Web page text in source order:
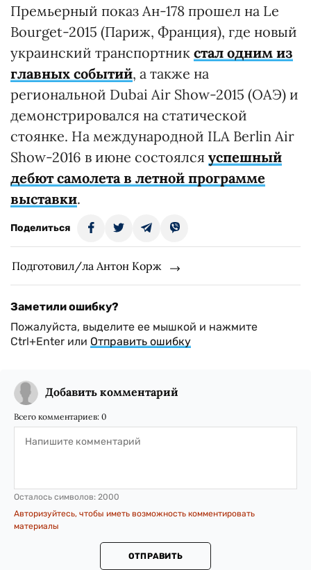
Премьерный показ Ан-178 прошел на Le
Bourget-2015 (Париж, Франция), где новый
украинский транспортник стал одним из
главных событий, а также на
региональной Dubai Air Show-2015 (ОАЭ) и
демонстрировался на статической
стоянке. На международной ILA Berlin Air
Show-2016 в июне состоялся успешный
дебют самолета в летной программе
выставки.
Поделиться
Подготовил/ла Антон Корж
Заметили ошибку?
Пожалуйста, выделите ее мышкой и нажмите
Ctrl+Enter или Отправить ошибку
Добавить комментарий
Всего комментариев: 0
Осталось символов: 2000
Авторизуйтесь, чтобы иметь возможность комментировать
материалы
ОТПРАВИТЬ